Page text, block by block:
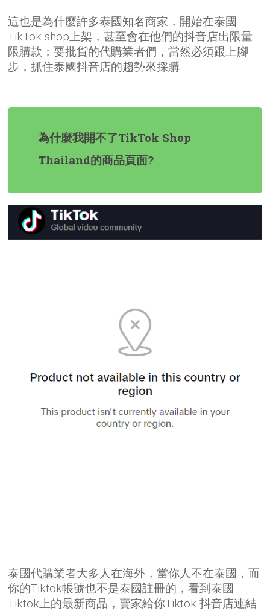
這也是為什麼許多泰國知名商家，開始在泰國
TikTok shop上架，甚至會在他們的抖音店出限量
限購款；要批貨的代購業者們，當然必須跟上腳
步，抓住泰國抖音店的趨勢來採購
為什麼我開不了TikTok Shop
Thailand的商品頁面?
泰國代購業者大多人在海外，當你人不在泰國，而
你的Tiktok帳號也不是泰國註冊的，看到泰國
Tiktok上的最新商品，賣家給你Tiktok 抖音店連結